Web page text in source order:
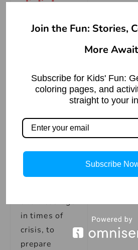
Idioms
English
serious
situation, to
endure
show courage
in times of
crisis, to
prepare
Join the Fun: Stories,
More
Subscribe for Kids' Fun:
coloring pages, and
straight to your
Subscribe